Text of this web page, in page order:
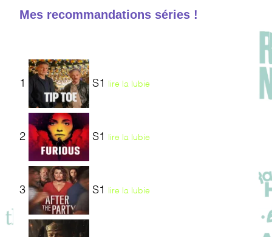
Mes recommandations séries !
1 S1 lire la lubie
2 S1 lire la lubie
3 S1 lire la lubie